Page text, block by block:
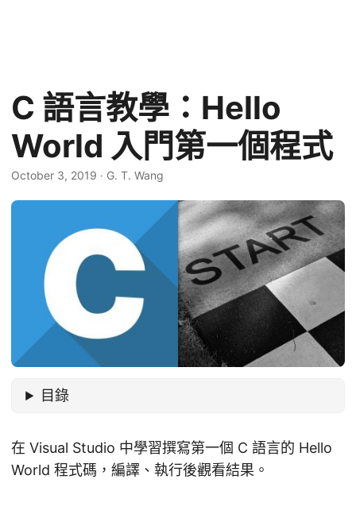
C 語言教學：Hello
World 入門第一個程式
October 3, 2019 · G. T. Wang
目錄
在 Visual Studio 中學習撰寫第一個 C 語言的 Hello
World 程式碼，編譯、執行後觀看結果。